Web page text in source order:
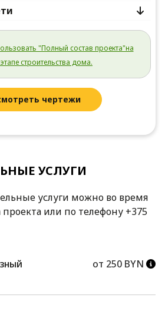
"Полный состав проекта"на
строительства дома.
чертежи
УСЛУГИ
услуги можно во время
или по телефону +375
от 250 BYN